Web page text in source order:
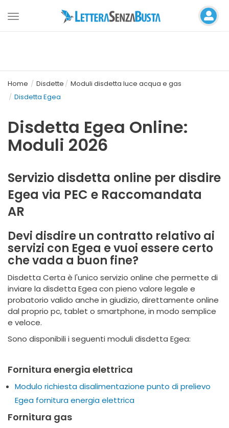
Toggle
Home Disdette
Moduli disdetta luce acqua e gas
Disdetta Egea
Disdetta Egea Online:
Moduli 2026
Servizio disdetta online per disdire
Egea via PEC e Raccomandata
AR
Devi disdire un contratto relativo ai
servizi con Egea e vuoi essere certo
che vada a buon fine?
Disdetta Certa è l'unico servizio online che permette di
inviare la disdetta Egea con pieno valore legale e
probatorio valido anche in giudizio, direttamente online
dal proprio pc, tablet o smartphone, in modo semplice
e veloce.
Sono disponibili i seguenti moduli disdetta Egea:
Fornitura energia elettrica
Modulo richiesta disalimentazione punto di prelievo
Egea fornitura energia elettrica
Fornitura gas